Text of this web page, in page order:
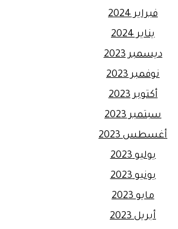
فبراير 2024
يناير 2024
ديسمبر 2023
نوفمبر 2023
أكتوبر 2023
سبتمبر 2023
أغسطس 2023
يوليو 2023
يونيو 2023
مايو 2023
أبريل 2023